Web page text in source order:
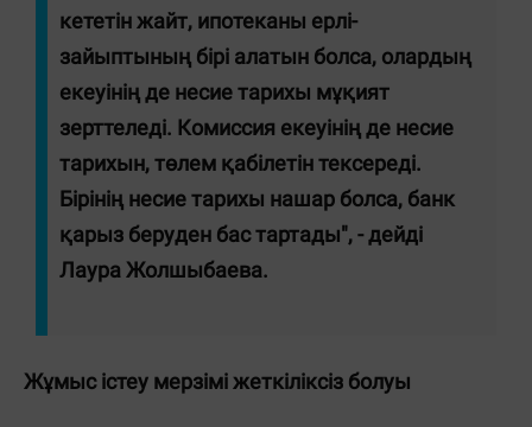
кететін жайт, ипотеканы ерлі-
зайыптының бірі алатын болса, олардың
екеуінің де несие тарихы мұқият
зерттеледі. Комиссия екеуінің де несие
тарихын, төлем қабілетін тексереді.
Бірінің несие тарихы нашар болса, банк
қарыз беруден бас тартады", - дейді
Лаура Жолшыбаева.
Жұмыс істеу мерзімі жеткіліксіз болуы